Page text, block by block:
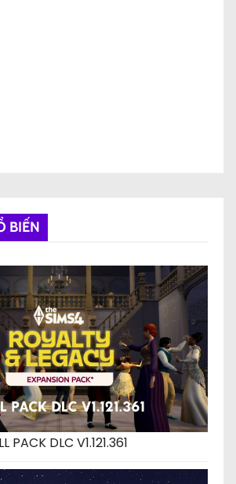
BIẾN
PACK DLC V1.121.361